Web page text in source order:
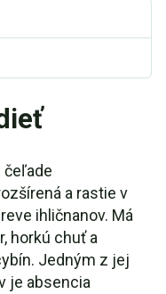
čeľade
a rastie v
ihličnanov. Má
horkú chuť a
Jedným z jej
je absencia